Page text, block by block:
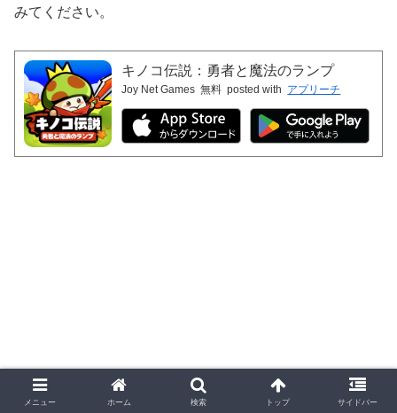
みてください。
キノコ伝説：勇者と魔法のランプ
Joy Net Games 無料 posted with アプリーチ
メニュー ホーム 検索 トップ サイドバー